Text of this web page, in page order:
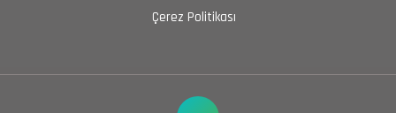
Çerez Politikası